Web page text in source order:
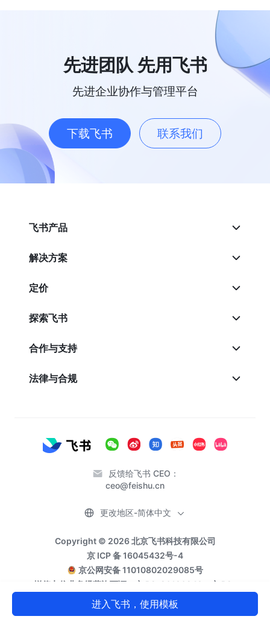
先进团队 先用飞书
先进企业协作与管理平台
下载飞书 联系我们
飞书产品
解决方案
定价
探索飞书
合作与支持
法律与合规
反馈给飞书 CEO：
ceo@feishu.cn
Copyright © 2026 北京飞书科技有限公司
京 ICP 备 16045432号-4
京公网安备 11010802029085号
增值电信业务经营许可证：京 B2-20190249、京 B2-
20191817
更改地区-简体中文
进入飞书，使用模板